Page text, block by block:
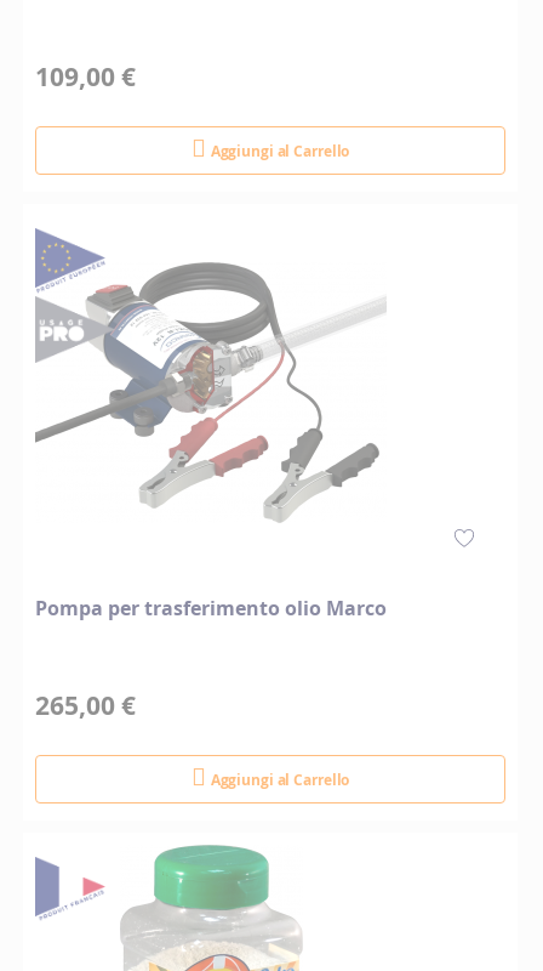
109,00 €
Aggiungi al Carrello
Pompa per trasferimento olio Marco
265,00 €
Aggiungi al Carrello